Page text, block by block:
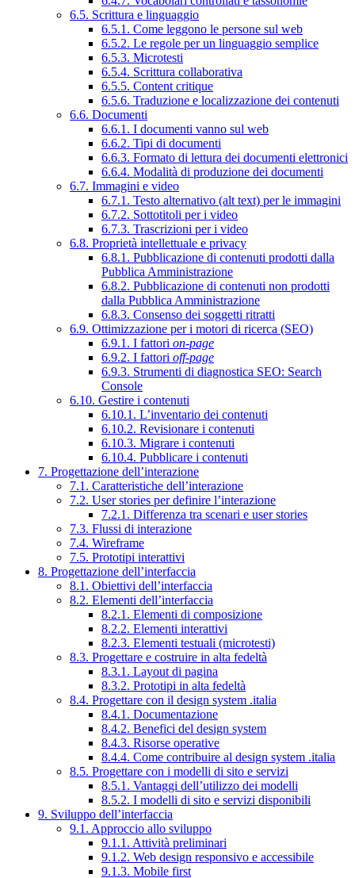
6.5. Scrittura e linguaggio
6.5.1. Come leggono le persone sul web
6.5.2. Le regole per un linguaggio semplice
6.5.3. Microtesti
6.5.4. Scrittura collaborativa
6.5.5. Content critique
6.5.6. Traduzione e localizzazione dei contenuti
6.6. Documenti
6.6.1. I documenti vanno sul web
6.6.2. Tipi di documenti
6.6.3. Formato di lettura dei documenti elettronici
6.6.4. Modalità di produzione dei documenti
6.7. Immagini e video
6.7.1. Testo alternativo (alt text) per le immagini
6.7.2. Sottotitoli per i video
6.7.3. Trascrizioni per i video
6.8. Proprietà intellettuale e privacy
6.8.1. Pubblicazione di contenuti prodotti dalla
Pubblica Amministrazione
6.8.2. Pubblicazione di contenuti non prodotti
dalla Pubblica Amministrazione
6.8.3. Consenso dei soggetti ritratti
6.9. Ottimizzazione per i motori di ricerca (SEO)
6.9.1. I fattori on-page
6.9.2. I fattori off-page
6.9.3. Strumenti di diagnostica SEO: Search
Console
6.10. Gestire i contenuti
6.10.1. L’inventario dei contenuti
6.10.2. Revisionare i contenuti
6.10.3. Migrare i contenuti
6.10.4. Pubblicare i contenuti
7. Progettazione dell’interazione
7.1. Caratteristiche dell’interazione
7.2. User stories per definire l’interazione
7.2.1. Differenza tra scenari e user stories
7.3. Flussi di interazione
7.4. Wireframe
7.5. Prototipi interattivi
8. Progettazione dell’interfaccia
8.1. Obiettivi dell’interfaccia
8.2. Elementi dell’interfaccia
8.2.1. Elementi di composizione
8.2.2. Elementi interattivi
8.2.3. Elementi testuali (microtesti)
8.3. Progettare e costruire in alta fedeltà
8.3.1. Layout di pagina
8.3.2. Prototipi in alta fedeltà
8.4. Progettare con il design system .italia
8.4.1. Documentazione
8.4.2. Benefici del design system
8.4.3. Risorse operative
8.4.4. Come contribuire al design system .italia
8.5. Progettare con i modelli di sito e servizi
8.5.1. Vantaggi dell’utilizzo dei modelli
8.5.2. I modelli di sito e servizi disponibili
9. Sviluppo dell’interfaccia
9.1. Approccio allo sviluppo
9.1.1. Attività preliminari
9.1.2. Web design responsivo e accessibile
9.1.3. Mobile first